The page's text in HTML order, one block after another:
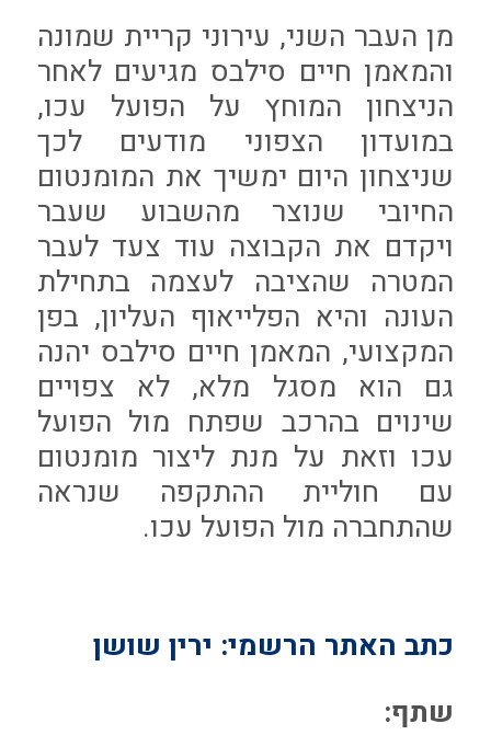
מן העבר השני, עירוני קריית שמונה
והמאמן חיים סילבס מגיעים לאחר
הניצחון המוחץ על הפועל עכו,
במועדון הצפוני מודעים לכך
שניצחון היום ימשיך את המומנטום
החיובי שנוצר מהשבוע שעבר
ויקדם את הקבוצה עוד צעד לעבר
המטרה שהציבה לעצמה בתחילת
העונה והיא הפלייאוף העליון, בפן
המקצועי, המאמן חיים סילבס יהנה
גם הוא מסגל מלא, לא צפויים
שינוים בהרכב שפתח מול הפועל
עכו וזאת על מנת ליצור מומנטום
עם חוליית ההתקפה שנראה
שהתחברה מול הפועל עכו.
כתב האתר הרשמי: ירין שושן
שתף: